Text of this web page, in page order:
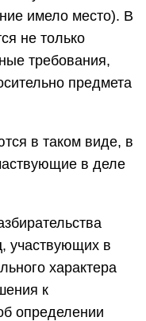
имело место). В
не только
требования,
предмета
в таком виде, в
в деле
участвующих в
характера
к
определении